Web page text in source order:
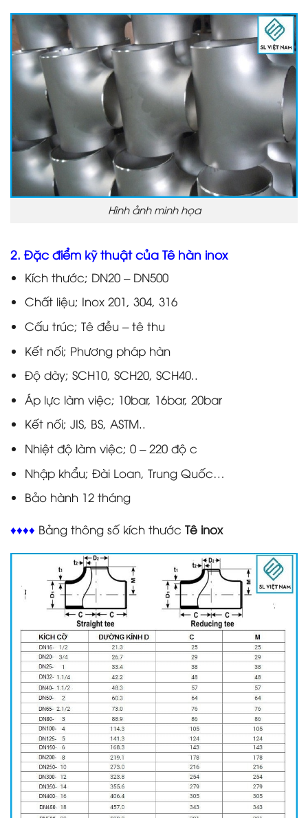
Hình ảnh minh họa
2. Đặc điểm kỹ thuật của Tê hàn inox
Kích thước; DN20 – DN500
Chất liệu; Inox 201, 304, 316
Cấu trúc; Tê đều – tê thu
Kết nối; Phương pháp hàn
Độ dày; SCH10, SCH20, SCH40..
Áp lực làm việc; 10bar, 16bar, 20bar
Kết nối; JIS, BS, ASTM..
Nhiệt độ làm việc; 0 – 220 độ c
Nhập khẩu; Đài Loan, Trung Quốc…
Bảo hành 12 tháng
♦♦♦♦ Bảng thông số kích thước Tê inox